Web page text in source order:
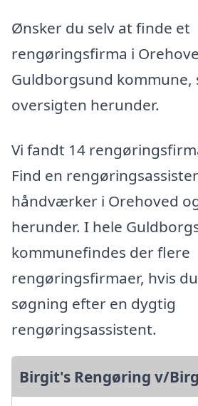
Ønsker du selv at finde et
rengøringsfirma i
Guldborgsund kommune,
oversigten herunder.
Vi fandt 14
Find en
håndværker i Orehoved
herunder. I hele
kommunefindes der flere
rengøringsfirmaer, hvis
søgning efter en dygtig
rengøringsassistent.
Birgit's Rengøring v/